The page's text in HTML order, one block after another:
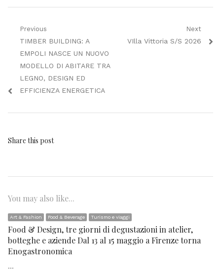
Navigazione
articoli
Previous
Previous
post:
TIMBER BUILDING: A
EMPOLI NASCE UN NUOVO
MODELLO DI ABITARE TRA
LEGNO, DESIGN ED
EFFICIENZA ENERGETICA
Next
Next
VIlla Vittoria S/S 2026
Share this post
You may also like...
Art & Fashion Food & Beverage Turismo e viaggi
Food & Design, tre giorni di degustazioni in atelier,
botteghe e aziende Dal 13 al 15 maggio a Firenze torna
Enogastronomica
…